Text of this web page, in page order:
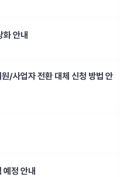
화 안내
/사업자 전환 대체 신청 방법 안
예정 안내